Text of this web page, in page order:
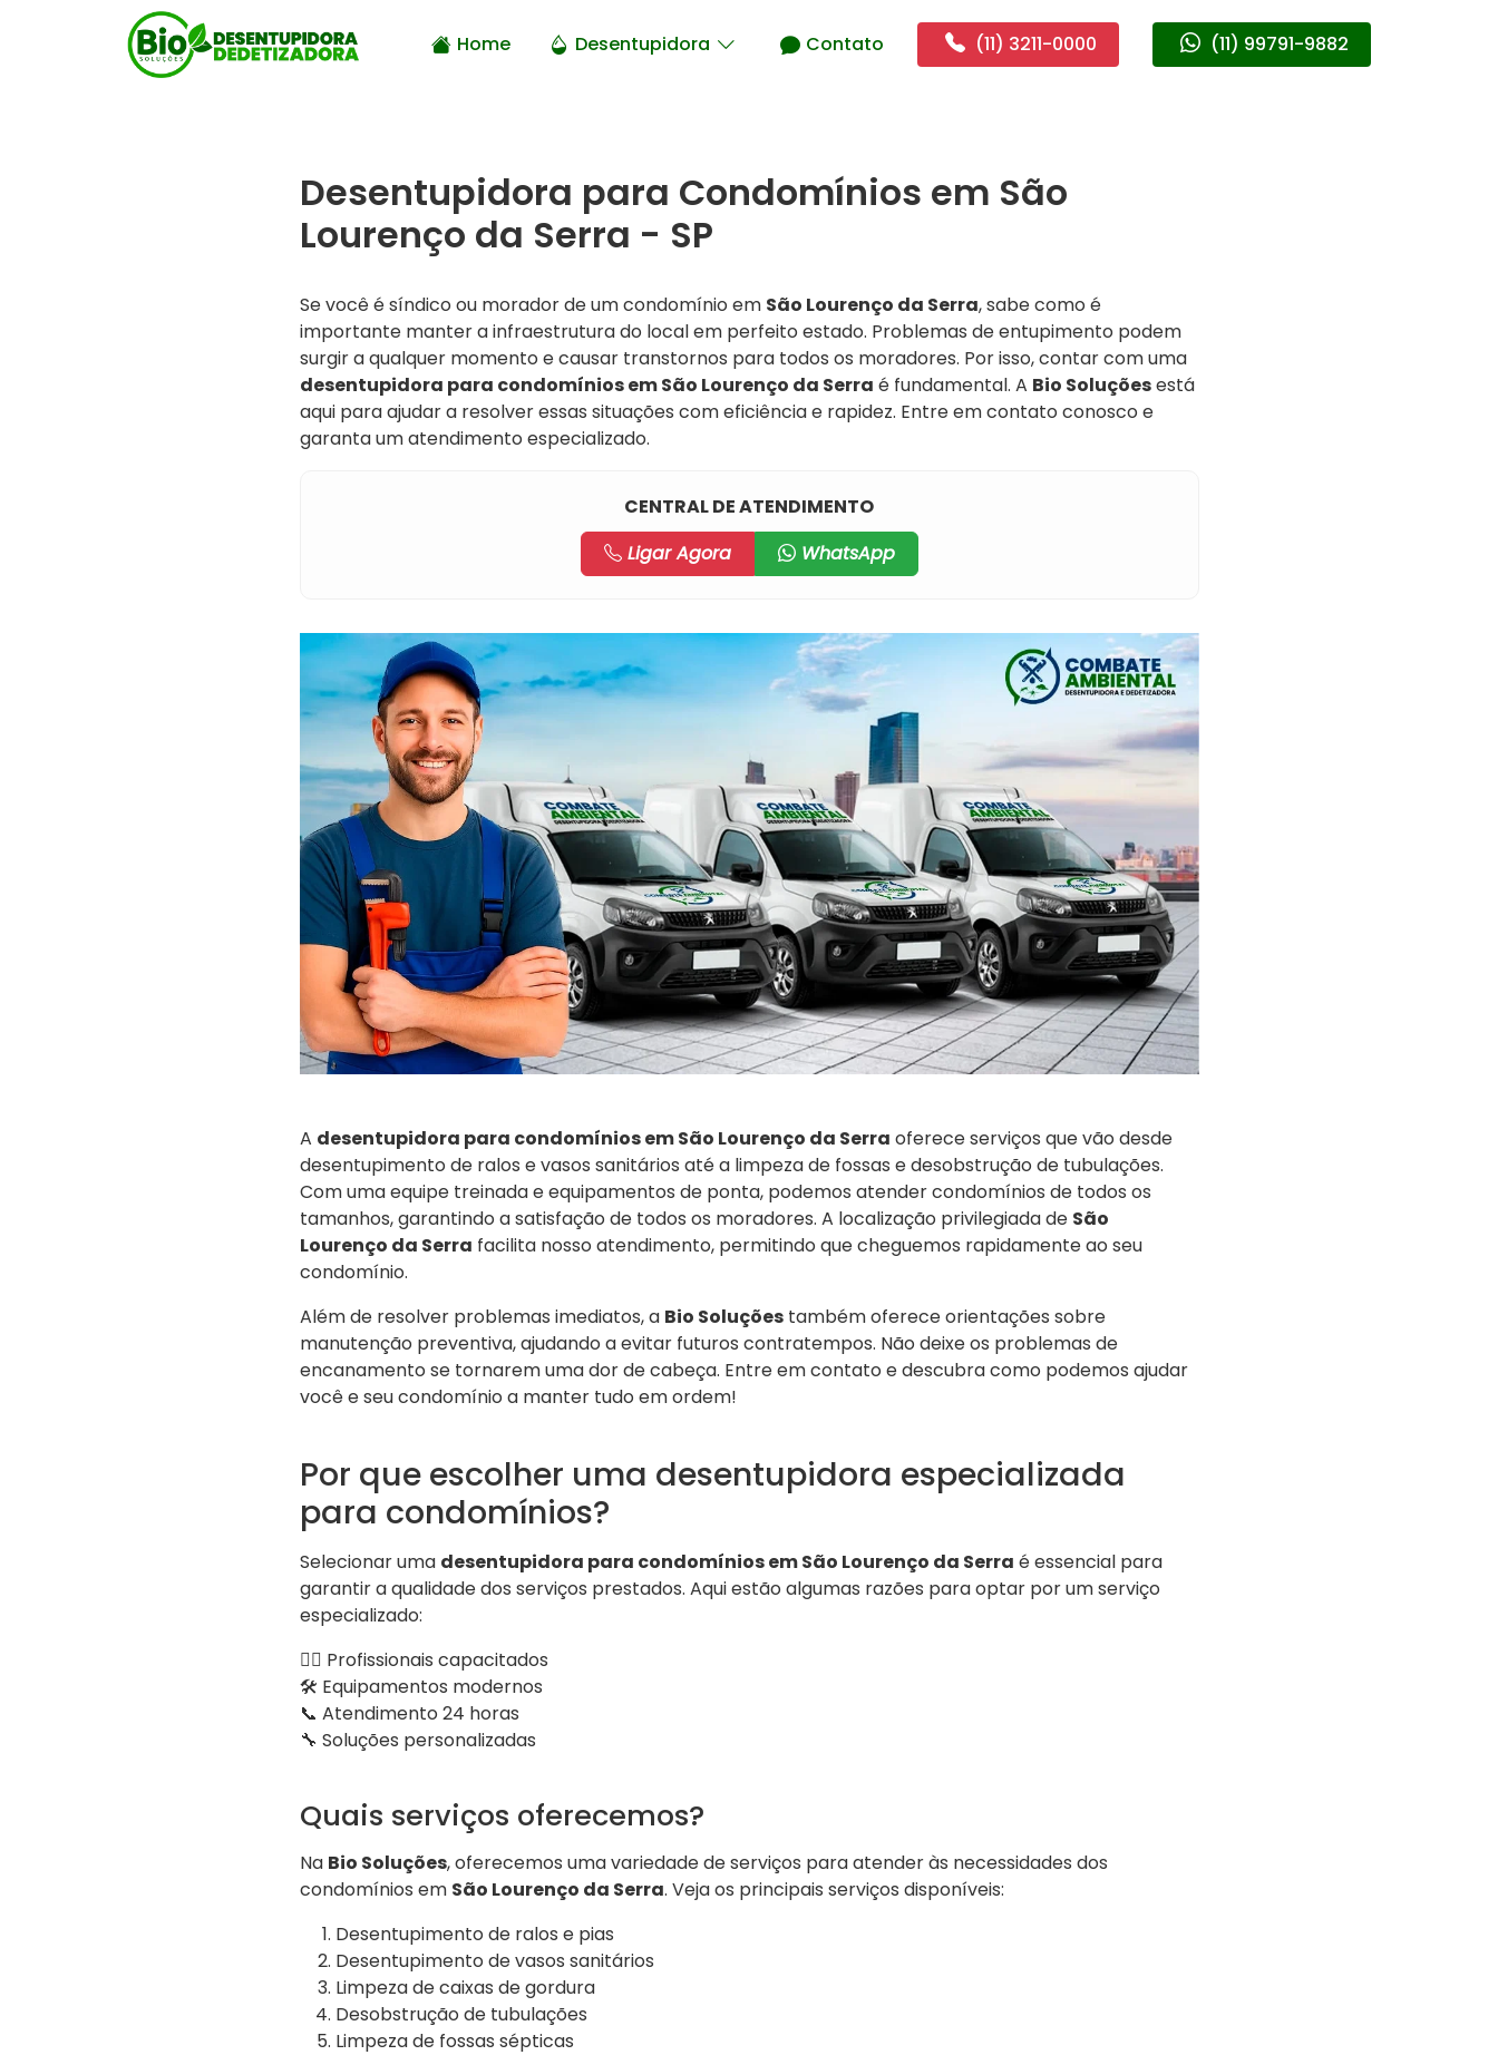
Home Desentupidora Contato (11) 3211-0000 (11) 99791-9882
Desentupidora para Condomínios em São
Lourenço da Serra - SP
Se você é síndico ou morador de um condomínio em São Lourenço da Serra, sabe como é
importante manter a infraestrutura do local em perfeito estado. Problemas de entupimento podem
surgir a qualquer momento e causar transtornos para todos os moradores. Por isso, contar com uma
desentupidora para condomínios em São Lourenço da Serra é fundamental. A Bio Soluçõesestá
aqui para ajudar a resolver essas situações com eficiência e rapidez. Entre em contato conosco e
garanta um atendimento especializado.
CENTRAL DE ATENDIMENTO
Ligar Agora
WhatsApp
A desentupidora para condomínios em São Lourenço da Serra oferece serviços que vão desde
desentupimento de ralos e vasos sanitários até a limpeza de fossas e desobstrução de tubulações.
Com uma equipe treinada e equipamentos de ponta, podemos atender condomínios de todos os
tamanhos, garantindo a satisfação de todos os moradores. A localização privilegiada de São
Lourenço da Serra facilita nosso atendimento, permitindo que cheguemos rapidamente ao seu
condomínio.
Além de resolver problemas imediatos, a Bio Soluçõestambém oferece orientações sobre
manutenção preventiva, ajudando a evitar futuros contratempos. Não deixe os problemas de
encanamento se tornarem uma dor de cabeça. Entre em contato e descubra como podemos ajudar
você e seu condomínio a manter tudo em ordem!
Por que escolher uma desentupidora especializada
para condomínios?
Selecionar uma desentupidora para condomínios em São Lourenço da Serra é essencial para
garantir a qualidade dos serviços prestados. Aqui estão algumas razões para optar por um serviço
especializado:
👷‍♂️ Profissionais capacitados
🛠️ Equipamentos modernos
📞 Atendimento 24 horas
🔧 Soluções personalizadas
Quais serviços oferecemos?
Na Bio Soluções, oferecemos uma variedade de serviços para atender às necessidades dos
condomínios em São Lourenço da Serra. Veja os principais serviços disponíveis:
Desentupimento de ralos e pias
Desentupimento de vasos sanitários
Limpeza de caixas de gordura
Desobstrução de tubulações
Limpeza de fossas sépticas